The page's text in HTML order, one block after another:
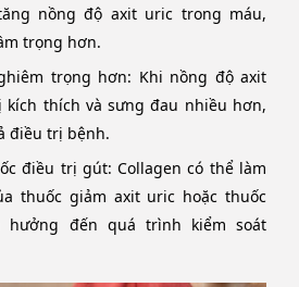
nồng độ axit uric trong máu,
trọng hơn.
trọng hơn: Khi nồng độ axit
thích và sưng đau nhiều hơn,
điều trị bệnh.
điều trị gút: Collagen có thể làm
thuốc giảm axit uric hoặc thuốc
hưởng đến quá trình kiểm soát